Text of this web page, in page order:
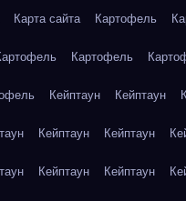
Карта сайта Картофель
Картофель
Кейптаун Кейптаун
Кейптаун Кейптаун
Кейптаун Кейптаун